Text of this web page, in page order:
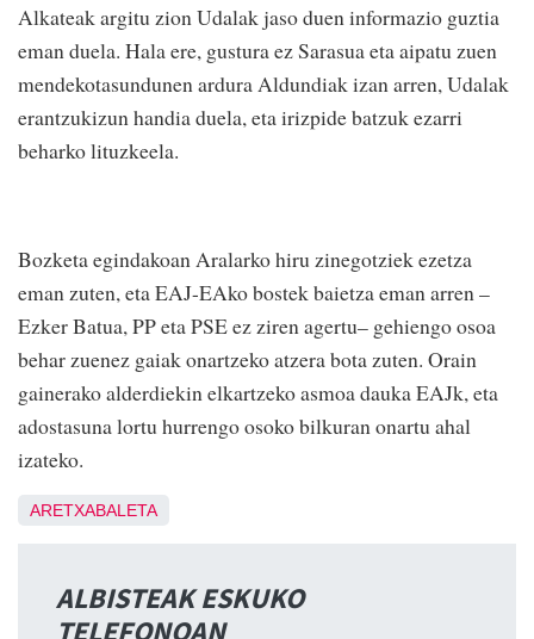
Alkateak argitu zion Udalak jaso duen informazio guztia
eman duela. Hala ere, gustura ez Sarasua eta aipatu zuen
mendekotasundunen ardura Aldundiak izan arren, Udalak
erantzukizun handia duela, eta irizpide batzuk ezarri
beharko lituzkeela.
Bozketa egindakoan Aralarko hiru zinegotziek ezetza
eman zuten, eta EAJ-EAko bostek baietza eman arren –
Ezker Batua, PP eta PSE ez ziren agertu– gehiengo osoa
behar zuenez gaiak onartzeko atzera bota zuten. Orain
gainerako alderdiekin elkartzeko asmoa dauka EAJk, eta
adostasuna lortu hurrengo osoko bilkuran onartu ahal
izateko.
ARETXABALETA
ALBISTEAK ESKUKO